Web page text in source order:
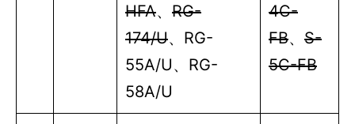
HFA、 RG-
174/U、 RG-
55A/U、 RG-
58A/U
4C-
FB、 S-
5C-FB